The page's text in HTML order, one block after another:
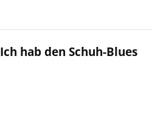
Ich hab den Schuh-Blues